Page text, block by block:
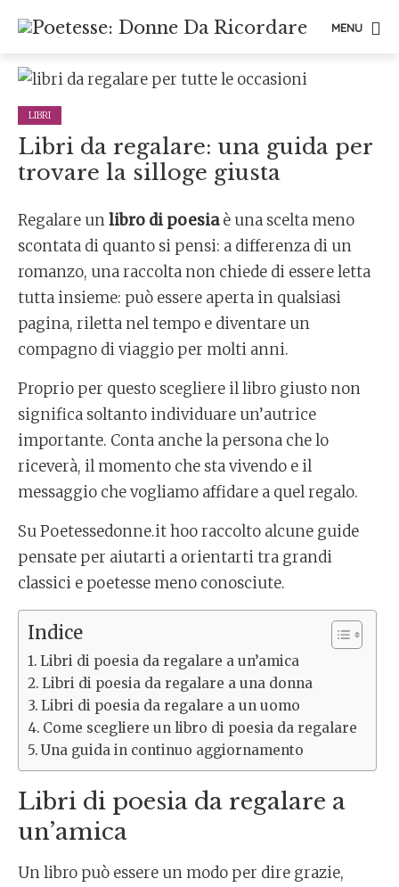
MENU
LIBRI
Libri da regalare: una guida per
trovare la silloge giusta
Regalare unlibro di poesiaè una scelta meno
scontata di quanto si pensi: a differenza di un
romanzo, una raccolta non chiede di essere letta
tutta insieme: può essere aperta in qualsiasi
pagina, riletta nel tempo e diventare un
compagno di viaggio per molti anni.
Proprio per questo scegliere il libro giusto non
significa soltanto individuare un’autrice
importante. Conta anche la persona che lo
riceverà, il momento che sta vivendo e il
messaggio che vogliamo affidare a quel regalo.
Su Poetessedonne.it hoo raccolto alcune guide
pensate per aiutarti a orientarti tra grandi
classici e poetesse meno conosciute.
Indice
Libri di poesia da regalare a un’amica
Libri di poesia da regalare a una donna
Libri di poesia da regalare a un uomo
Come scegliere un libro di poesia da regalare
Una guida in continuo aggiornamento
Libri di poesia da regalare a
un’amica
Un libro può essere un modo per dire grazie,